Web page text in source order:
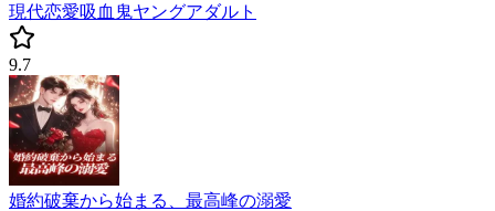
現代恋愛吸血鬼ヤングアダルト
9.7
婚約破棄から始まる、最高峰の溺愛